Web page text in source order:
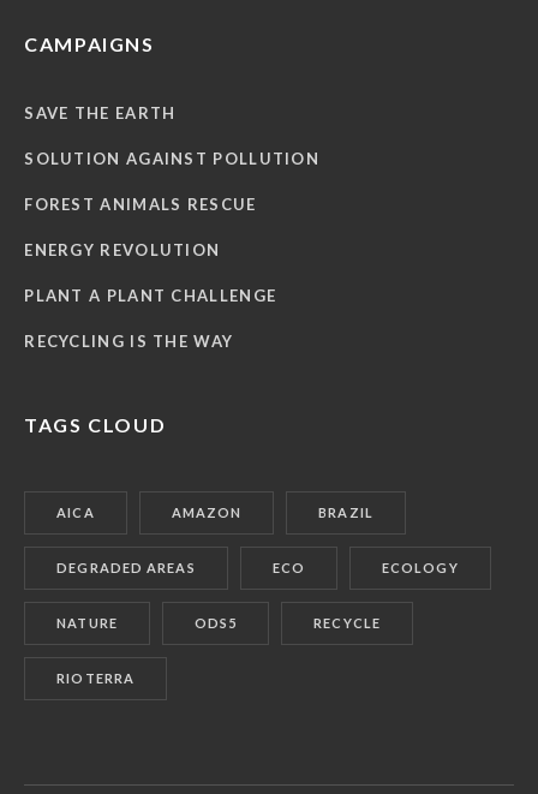
CAMPAIGNS
SAVE THE EARTH
SOLUTION AGAINST POLLUTION
FOREST ANIMALS RESCUE
ENERGY REVOLUTION
PLANT A PLANT CHALLENGE
RECYCLING IS THE WAY
TAGS CLOUD
AICA AMAZON BRAZIL
DEGRADED AREAS ECO ECOLOGY
NATURE ODS5 RECYCLE
RIOTERRA